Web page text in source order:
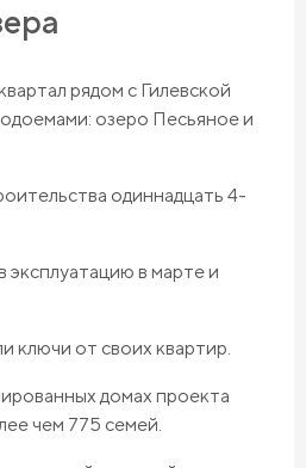
рядом с Гилевской
озеро Песьяное и
одиннадцать 4-
в марте и
ключи от своих квартир.
домах проекта
чем 775 семей.